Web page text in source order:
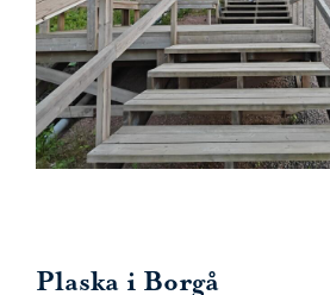
Plaska i Borgå